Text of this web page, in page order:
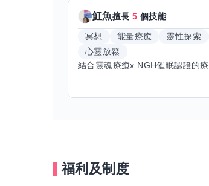
魟魚擅長5 個技能
冥想 能量療癒 靈性探索
心靈放鬆
福利及制度